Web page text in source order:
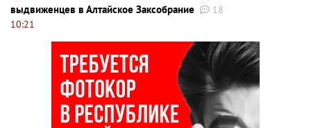
выдвиженцев в Алтайское Заксобрание
18
10:21